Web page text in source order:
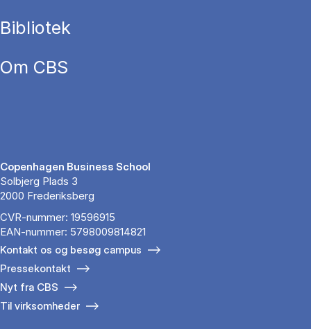
Bibliotek
Om CBS
Copenhagen Business School
Solbjerg Plads 3
2000 Frederiksberg
CVR-nummer: 19596915
EAN-nummer: 5798009814821
Kontakt os og besøg campus
Pressekontakt
Nyt fra CBS
Til virksomheder